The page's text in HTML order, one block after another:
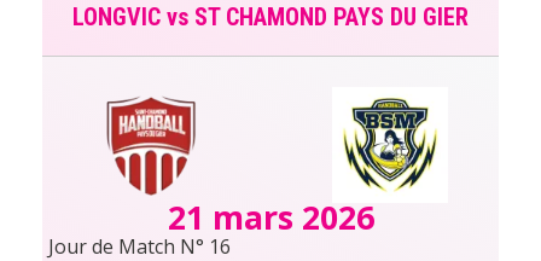
LONGVIC vs ST CHAMOND PAYS DU GIER
21 mars 2026
Jour de Match N° 16